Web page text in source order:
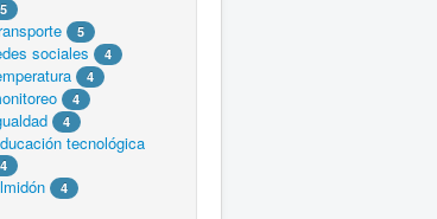
5
5
sociales 4
4
4
4
tecnológica
4
4